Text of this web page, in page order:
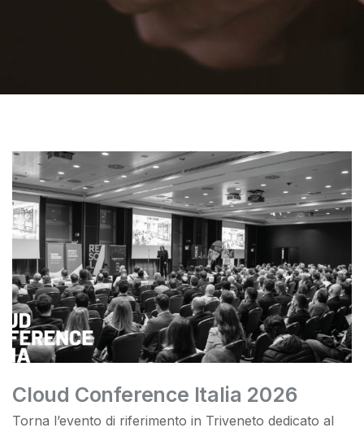
Cloud Conference Italia 2026
Torna l’evento di riferimento in Triveneto dedicato al